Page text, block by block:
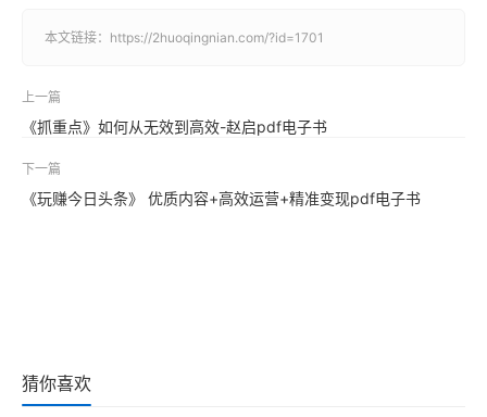
本文链接： https://2huoqingnian.com/?id=1701
上一篇
《抓重点》如何从无效到高效-赵启pdf电子书
下一篇
《玩赚今日头条》 优质内容+高效运营+精准变现pdf电子书
猜你喜欢